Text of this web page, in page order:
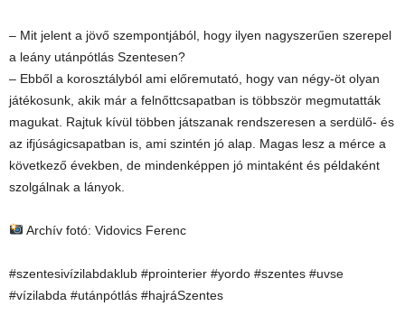
– Mit jelent a jövő szempontjából, hogy ilyen nagyszerűen szerepel
a leány utánpótlás Szentesen?
– Ebből a korosztályból ami előremutató, hogy van négy-öt olyan
játékosunk, akik már a felnőttcsapatban is többször megmutatták
magukat. Rajtuk kívül többen játszanak rendszeresen a serdülő- és
az ifjúságicsapatban is, ami szintén jó alap. Magas lesz a mérce a
következő években, de mindenképpen jó mintaként és példaként
szolgálnak a lányok.
Archív fotó: Vidovics Ferenc
#szentesivízilabdaklub #prointerier #yordo #szentes #uvse
#vízilabda #utánpótlás #hajráSzentes